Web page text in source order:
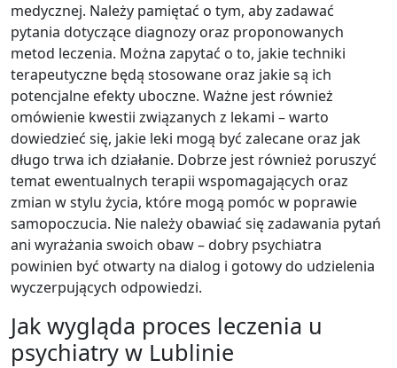
medycznej. Należy pamiętać o tym, aby zadawać
pytania dotyczące diagnozy oraz proponowanych
metod leczenia. Można zapytać o to, jakie techniki
terapeutyczne będą stosowane oraz jakie są ich
potencjalne efekty uboczne. Ważne jest również
omówienie kwestii związanych z lekami – warto
dowiedzieć się, jakie leki mogą być zalecane oraz jak
długo trwa ich działanie. Dobrze jest również poruszyć
temat ewentualnych terapii wspomagających oraz
zmian w stylu życia, które mogą pomóc w poprawie
samopoczucia. Nie należy obawiać się zadawania pytań
ani wyrażania swoich obaw – dobry psychiatra
powinien być otwarty na dialog i gotowy do udzielenia
wyczerpujących odpowiedzi.
Jak wygląda proces leczenia u
psychiatry w Lublinie